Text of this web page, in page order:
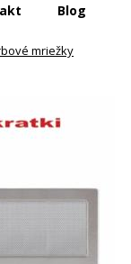
Blog
mriežky